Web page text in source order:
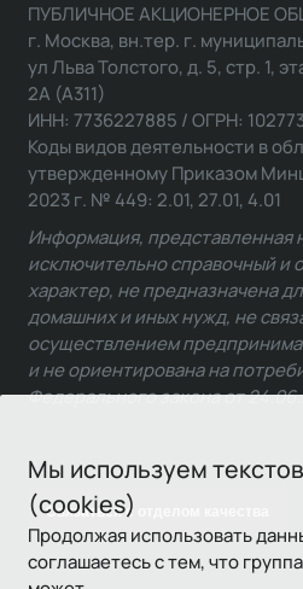
Мы используем
(cookies)
Продолжая использовать
соглашаетесь с тем, что
Связаться с отделом качества
ПУБЛИЧНОЕ АКЦИОНЕРНОЕ
г. Москва, вн.тер. г.
ул Льва Толстого, д. 5, стр. 1,
2А (А311)
ИНН: 7736227885 / ОГРН:
Коды видов деятельности в
утвержденному Приказом
2023 г. № 449: 2.01, 27.01, 4.01
Информация, представленная
исключительно справочный и
характер, не предназначена
домашних и иных нужд, не
осуществлением
и не ориентирована на
Федерального закона от